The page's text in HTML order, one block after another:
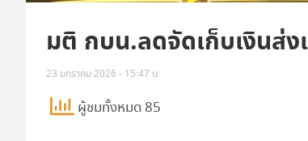
มติ กบน.ลดจัดเก็บเงินส่ง
23 มกราคม 2026 - 15:47 น.
ผู้ชมทั้งหมด 85